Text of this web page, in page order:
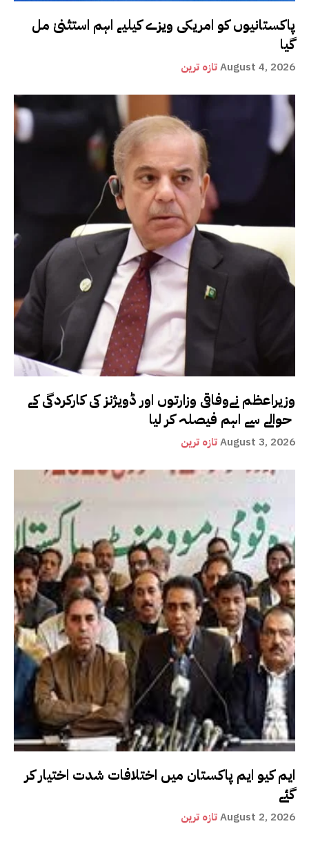
پاکستانیوں کو امریکی ویزے کیلیے اہم استثنیٰ مل
گیا
تازہ ترینAugust 4, 2026
وزیراعظم نےوفاقی وزارتوں اور ڈویژنز کی کارکردگی کے
تازہ ترینAugust 3, 2026
ایم کیو ایم پاکستان میں اختلافات شدت اختیار کر
گئے
تازہ ترینAugust 2, 2026